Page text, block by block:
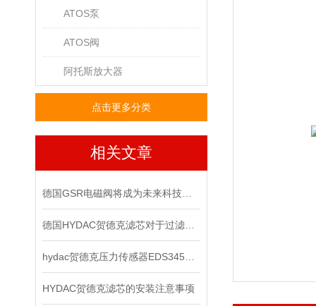
ATOS泵
ATOS阀
阿托斯放大器
点击更多分类
相关文章
HYDAC贺德克滤芯的安装注意事项